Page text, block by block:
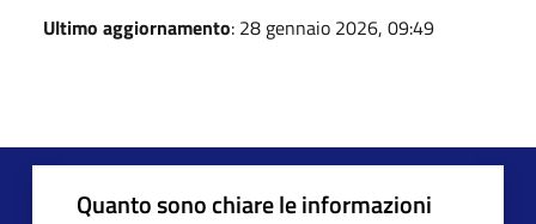
Ultimo aggiornamento: 28 gennaio 2026, 09:49
Quanto sono chiare le informazioni